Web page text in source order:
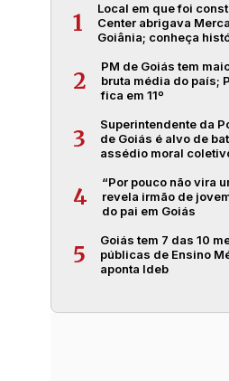
1
Local em que foi
Center abrigava
Goiânia; conheça
2
PM de Goiás tem
bruta média do país;
fica em 11º
3
Superintendente da
de Goiás é alvo de
assédio moral
4
“Por pouco não vira
revela irmão de
do pai em Goiás
5
Goiás tem 7 das 10
públicas de Ensino
aponta Ideb